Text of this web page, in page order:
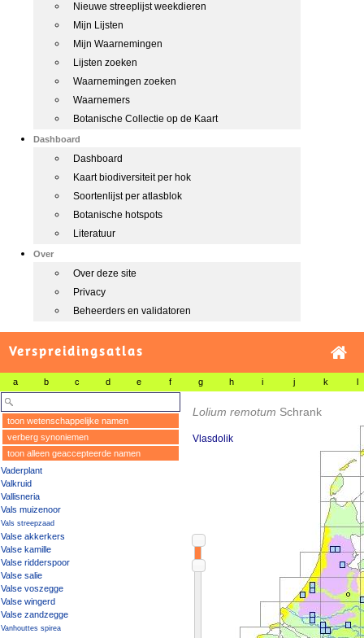
Nieuwe streeplijst weekdieren
Mijn Lijsten
Mijn Waarnemingen
Lijsten zoeken
Waarnemingen zoeken
Waarnemers
Botanische Collectie op de Kaart
Dashboard
Dashboard
Kaart biodiversiteit per hok
Soortenlijst per atlasblok
Botanische hotspots
Literatuur
Over
Over deze site
Privacy
Beheerders en validatoren
Verspreidingsatlas
a b c d e f g h i j k l
toon wetenschappelijke namen
verberg synoniemen
toon alleen geaccepteerde namen
Vaderplant
Valkruid
Vallisneria
Vals muizenoor
Vals streepzaad
Valse akkerkers
Valse kamille
Valse ridderspoor
Valse salie
Valse voszegge
Valse wingerd
Valse zandzegge
Vanhouttes spirea
Lolium remotum Schrank
Vlasdolik